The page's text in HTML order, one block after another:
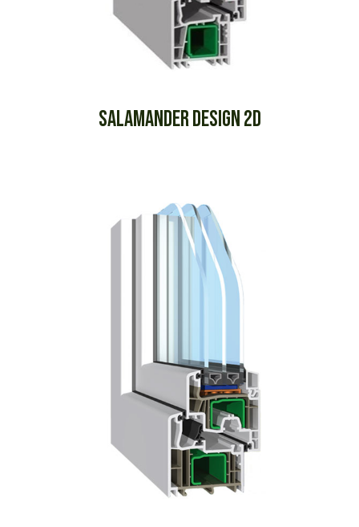
SALAMANDER DESIGN 2D